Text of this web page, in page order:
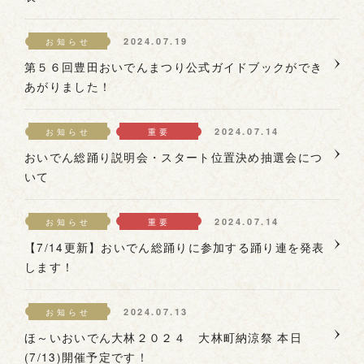
お知らせ 2024.07.19
第５６回豊田おいでんまつり公式ガイドブックができ
あがりました！
お知らせ 重要 2024.07.14
おいでん総踊り説明会・スタート位置決め抽選会につ
いて
お知らせ 重要 2024.07.14
【7/14更新】おいでん総踊りに参加する踊り連を発表
します！
お知らせ 2024.07.13
ほ～いおいでん大林２０２４ 大林町納涼祭 本日
(7/13)開催予定です！